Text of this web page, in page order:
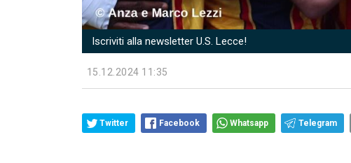
Iscriviti alla newsletter U.S. Lecce!
15.12.2024 11:35
Twitter Facebook Whatsapp Telegram